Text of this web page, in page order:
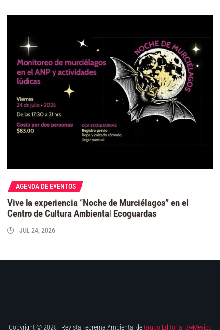
AGENDA DE EVENTOS
Vive la experiencia “Noche de Murciélagos” en el
Centro de Cultura Ambiental Ecoguardas
JUL 24, 2026
Copyright © 2025 | Revista Teorema Ambiental de Grupo Editorial 3wMéxico